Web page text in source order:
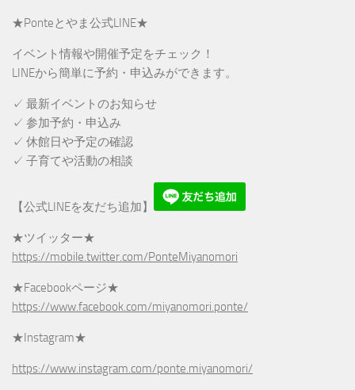
★Ponteとやま公式LINE★
イベント情報や開催予定をチェック！
LINEから簡単に予約・申込みができます。
✓ 最新イベントのお知らせ
✓ 参加予約・申込み
✓ 休館日や予定の確認
✓ 子育てや活動の相談
【公式LINEを友だち追加】
★ツイッター★
https://mobile.twitter.com/PonteMiyanomori
★Facebookページ★
https://www.facebook.com/miyanomori.ponte/
★Instagram★
https://www.instagram.com/ponte.miyanomori/